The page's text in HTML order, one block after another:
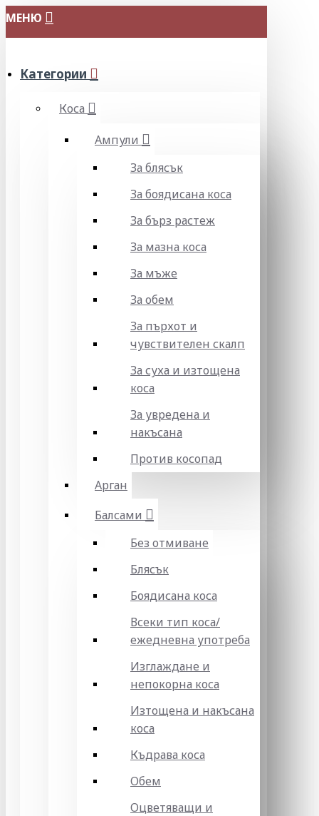
МЕНЮ
Категории
Коса
Ампули
За блясък
За боядисана коса
За бърз растеж
За мазна коса
За мъже
За обем
За пърхот и
чувствителен скалп
За суха и изтощена
коса
За увредена и
накъсана
Против косопад
Арган
Балсами
Без отмиване
Блясък
Боядисана коса
Всеки тип коса/
ежедневна употреба
Изглаждане и
непокорна коса
Изтощена и накъсана
коса
Къдрава коса
Обем
Оцветяващи и